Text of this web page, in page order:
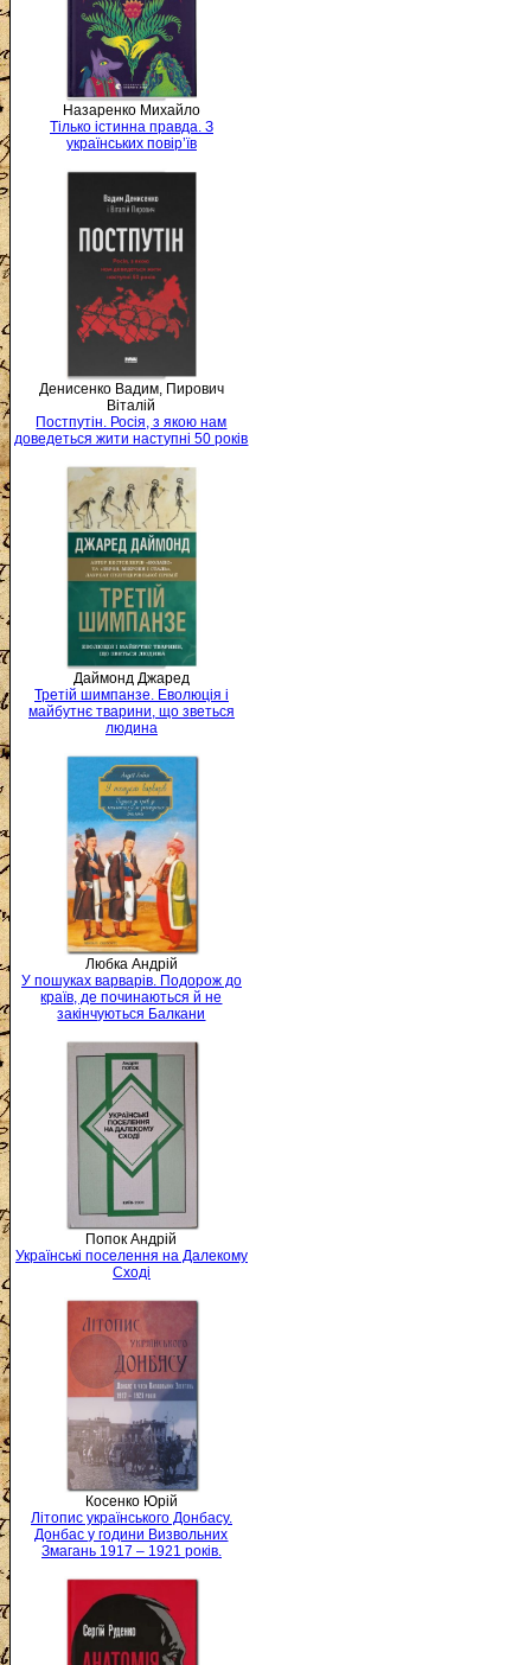
Назаренко Михайло
Тілько істинна правда. З
українських повір’їв
Денисенко Вадим, Пирович
Віталій
Постпутін. Росія, з якою нам
доведеться жити наступні 50 років
Даймонд Джаред
Третій шимпанзе. Еволюція і
майбутнє тварини, що зветься
людина
Любка Андрій
У пошуках варварів. Подорож до
країв, де починаються й не
закінчуються Балкани
Попок Андрій
Українські поселення на Далекому
Сході
Косенко Юрій
Літопис українського Донбасу.
Донбас у години Визвольних
Змагань 1917 – 1921 років.